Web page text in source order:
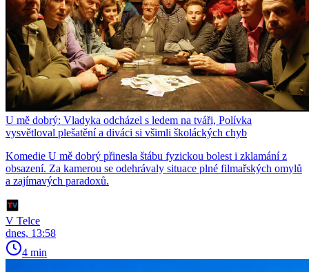
U mě dobrý: Vladyka odcházel s ledem na tváři, Polívka
vysvětloval plešatění a diváci si všimli školáckých chyb
Komedie U mě dobrý přinesla štábu fyzickou bolest i zklamání z
obsazení. Za kamerou se odehrávaly situace plné filmařských omylů
a zajímavých paradoxů.
V Telce
dnes, 13:58
4 min